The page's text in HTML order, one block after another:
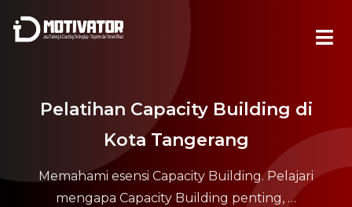
Pelatihan Capacity Building di
Kota Tangerang
Memahami esensi Capacity Building. Pelajari
mengapa Capacity Building penting, …